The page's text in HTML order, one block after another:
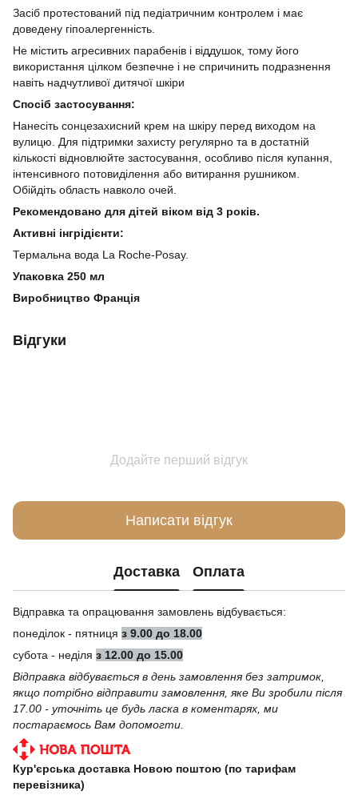
Засіб протестований під педіатричним контролем і має
доведену гіпоалергенність.
Не містить агресивних парабенів і віддушок, тому його
використання цілком безпечне і не спричинить подразнення
навіть надчутливої дитячої шкіри
Спосіб застосування:
Нанесіть сонцезахисний крем на шкіру перед виходом на
вулицю. Для підтримки захисту регулярно та в достатній
кількості відновлюйте застосування, особливо після купання,
інтенсивного потовиділення або витирання рушником.
Обійдіть область навколо очей.
Рекомендовано для дітей віком від 3 років.
Активні інгрідієнти:
Термальна вода La Roche-Posay.
Упаковка 250 мл
Виробництво Франція
Відгуки
Додайте перший відгук
Написати відгук
Доставка Оплата
Відправка та опрацювання замовлень відбувається:
понеділок - пятниця з 9.00 до 18.00
субота - неділя з 12.00 до 15.00
Відправка відбувається в день замовлення без затримок,
якщо потрібно відправити замовлення, яке Ви зробили після
17.00 - уточніть це будь ласка в коментарях, ми
постараємось Вам допомогти.
Кур'єрська доставка Новою поштою (по тарифам
перевізника)